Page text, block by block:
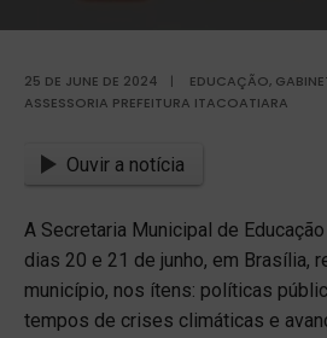
25 DE JUNE DE 2024 | EDUCAÇÃO,
ASSESSORIA PREFEITURA ITACOATIARA
Ouvir a notícia
A Secretaria Municipal de
dias 20 e 21 de junho, em Brasília,
município, nos ítens: políticas
tempos de crises climáticas e